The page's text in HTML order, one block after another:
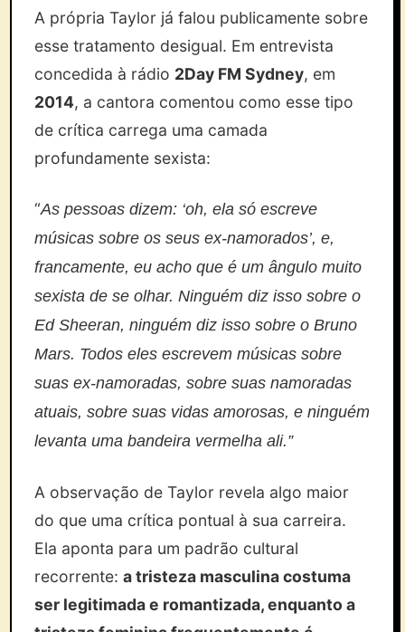
A própria Taylor já falou publicamente sobre
esse tratamento desigual. Em entrevista
concedida à rádio 2Day FM Sydney, em
2014, a cantora comentou como esse tipo
de crítica carrega uma camada
profundamente sexista:
“As pessoas dizem: ‘oh, ela só escreve
músicas sobre os seus ex-namorados’, e,
francamente, eu acho que é um ângulo muito
sexista de se olhar. Ninguém diz isso sobre o
Ed Sheeran, ninguém diz isso sobre o Bruno
Mars. Todos eles escrevem músicas sobre
suas ex-namoradas, sobre suas namoradas
atuais, sobre suas vidas amorosas, e ninguém
levanta uma bandeira vermelha ali.”
A observação de Taylor revela algo maior
do que uma crítica pontual à sua carreira.
Ela aponta para um padrão cultural
recorrente:a tristeza masculina costuma
ser legitimada e romantizada, enquanto a